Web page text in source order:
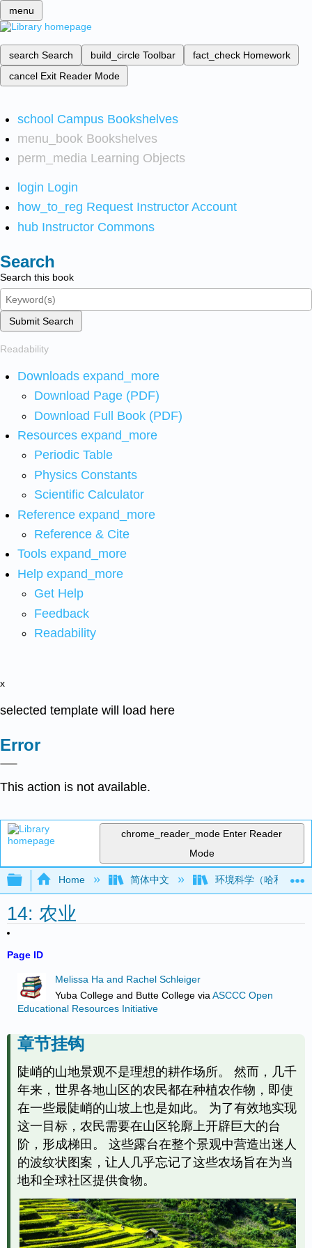
menu
search Search build_circle Toolbar fact_check Homework
cancel Exit Reader Mode
school Campus Bookshelves
menu_book Bookshelves
perm_media Learning Objects
login Login
how_to_reg Request Instructor Account
hub Instructor Commons
Search
Search this book
Submit Search
Readability
Downloads expand_more
Download Page (PDF)
Download Full Book (PDF)
Resources expand_more
Periodic Table
Physics Constants
Scientific Calculator
Reference expand_more
Reference & Cite
Tools expand_more
Help expand_more
Get Help
Feedback
Readability
x
selected template will load here
Error
This action is not available.
chrome_reader_mode Enter Reader
Mode
Expand/collapse global hierarchy
Home 简体中文 环境科学（哈和施莱
14: 农业
Page ID
Melissa Ha and Rachel Schleiger
Yuba College and Butte College viaASCCC Open
Educational Resources Initiative
章节挂钩
陡峭的山地景观不是理想的耕作场所。 然而，几千
年来，世界各地山区的农民都在种植农作物，即使
在一些最陡峭的山坡上也是如此。 为了有效地实现
这一目标，农民需要在山区轮廓上开辟巨大的台
阶，形成梯田。 这些露台在整个景观中营造出迷人
的波纹状图案，让人几乎忘记了这些农场旨在为当
地和全球社区提供食物。